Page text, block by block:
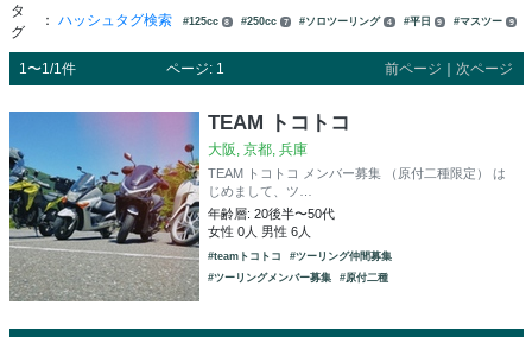
タ
グ
： ハッシュタグ検索 #125cc 8 #250cc 7 #ソロツーリング 4 #平日 9 #マスツー 9
1〜1/1件 ページ: 1 前ページ 次ページ
TEAM トコトコ
大阪, 京都, 兵庫
TEAM トコトコ メンバー募集 （原付二種限定） は
じめまして、ツ…
年齢層: 20後半〜50代
女性 0人 男性 6人
#teamトコトコ
#ツーリング仲間募集
#ツーリングメンバー募集
#原付二種